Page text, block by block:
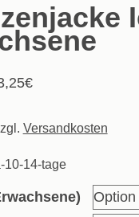
€
Versandkosten
10-14-tage